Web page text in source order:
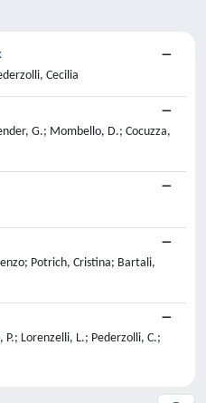
Cecilia
G.; Mombello, D.; Cocuzza,
Potrich, Cristina; Bartali,
Lorenzelli, L.; Pederzolli, C.;